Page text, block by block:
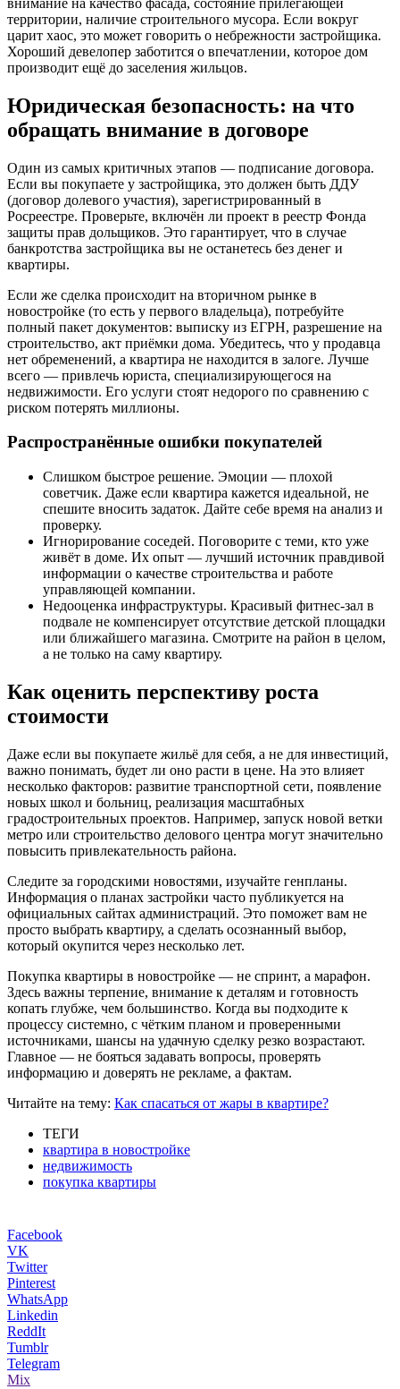
территории, наличие строительного мусора. Если вокруг
царит хаос, это может говорить о небрежности застройщика.
Хороший девелопер заботится о впечатлении, которое дом
производит ещё до заселения жильцов.
Юридическая безопасность: на что
обращать внимание в договоре
Один из самых критичных этапов — подписание договора.
Если вы покупаете у застройщика, это должен быть ДДУ
(договор долевого участия), зарегистрированный в
Росреестре. Проверьте, включён ли проект в реестр Фонда
защиты прав дольщиков. Это гарантирует, что в случае
банкротства застройщика вы не останетесь без денег и
квартиры.
Если же сделка происходит на вторичном рынке в
новостройке (то есть у первого владельца), потребуйте
полный пакет документов: выписку из ЕГРН, разрешение на
строительство, акт приёмки дома. Убедитесь, что у продавца
нет обременений, а квартира не находится в залоге. Лучше
всего — привлечь юриста, специализирующегося на
недвижимости. Его услуги стоят недорого по сравнению с
риском потерять миллионы.
Распространённые ошибки покупателей
Слишком быстрое решение. Эмоции — плохой
советчик. Даже если квартира кажется идеальной, не
спешите вносить задаток. Дайте себе время на анализ и
проверку.
Игнорирование соседей. Поговорите с теми, кто уже
живёт в доме. Их опыт — лучший источник правдивой
информации о качестве строительства и работе
управляющей компании.
Недооценка инфраструктуры. Красивый фитнес-зал в
подвале не компенсирует отсутствие детской площадки
или ближайшего магазина. Смотрите на район в целом,
а не только на саму квартиру.
Как оценить перспективу роста
стоимости
Даже если вы покупаете жильё для себя, а не для инвестиций,
важно понимать, будет ли оно расти в цене. На это влияет
несколько факторов: развитие транспортной сети, появление
новых школ и больниц, реализация масштабных
градостроительных проектов. Например, запуск новой ветки
метро или строительство делового центра могут значительно
повысить привлекательность района.
Следите за городскими новостями, изучайте генпланы.
Информация о планах застройки часто публикуется на
официальных сайтах администраций. Это поможет вам не
просто выбрать квартиру, а сделать осознанный выбор,
который окупится через несколько лет.
Покупка квартиры в новостройке — не спринт, а марафон.
Здесь важны терпение, внимание к деталям и готовность
копать глубже, чем большинство. Когда вы подходите к
процессу системно, с чётким планом и проверенными
источниками, шансы на удачную сделку резко возрастают.
Главное — не бояться задавать вопросы, проверять
информацию и доверять не рекламе, а фактам.
Читайте на тему: Как спасаться от жары в квартире?
ТЕГИ
квартира в новостройке
недвижимость
покупка квартиры
Facebook
VK
Twitter
Pinterest
WhatsApp
Linkedin
ReddIt
Tumblr
Telegram
Mix